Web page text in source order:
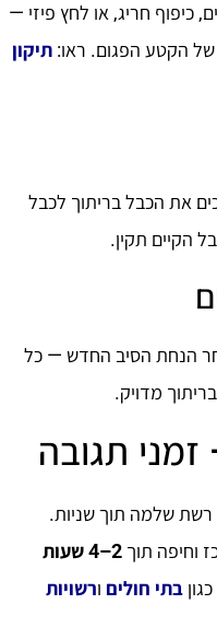
כיפוף חריג, או לחץ פיזי —
של הקטע הפגום. ראו: תיקון
את הכבל בריתוך לכבל
הקיים תקין.
הנחת הסיב החדש — כל
מדויק.
זמני תגובה
רשת שלמה תוך שניות.
וחיפה תוך 2–4 שעות
בתי חולים ורשויות